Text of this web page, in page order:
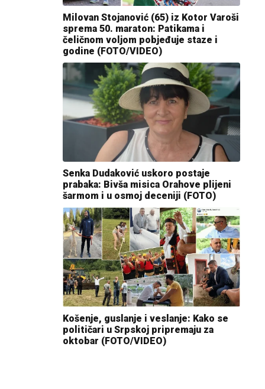
Milovan Stojanović (65) iz Kotor Varoši
sprema 50. maraton: Patikama i
čeličnom voljom pobjeđuje staze i
godine (FOTO/VIDEO)
Senka Dudaković uskoro postaje
prabaka: Bivša misica Orahove plijeni
šarmom i u osmoj deceniji (FOTO)
Košenje, guslanje i veslanje: Kako se
političari u Srpskoj pripremaju za
oktobar (FOTO/VIDEO)